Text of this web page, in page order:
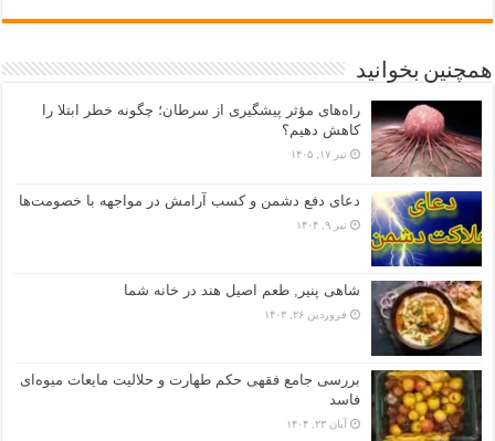
همچنین بخوانید
راه‌های مؤثر پیشگیری از سرطان؛ چگونه خطر ابتلا را
کاهش دهیم؟
تیر ۱۷, ۱۴۰۵
دعای دفع دشمن و کسب آرامش در مواجهه با خصومت‌ها
تیر ۹, ۱۴۰۴
شاهی پنیر, طعم اصیل هند در خانه شما
فروردین ۲۶, ۱۴۰۳
بررسی جامع فقهی حکم طهارت و حلالیت مایعات میوه‌ای
فاسد
آبان ۲۳, ۱۴۰۴